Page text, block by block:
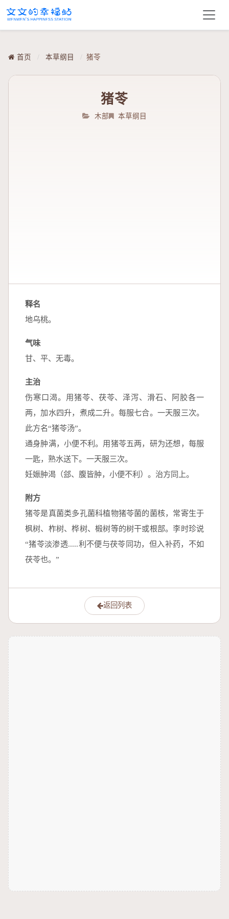
首页 / 本草纲目 / 猪苓
猪苓
木部 本草纲目
释名
地乌桃。
气味
甘、平、无毒。
主治
伤寒口渴。用猪苓、茯苓、泽泻、滑石、阿胶各一
两，加水四升，煮成二升。每服七合。一天服三次。
此方名“猪苓汤”。
通身肿满，小便不利。用猪苓五两，研为还想，每服
一匙，熟水送下。一天服三次。
妊娠肿渴（郐、腹皆肿，小便不利）。治方同上。
附方
猪苓是真菌类多孔菌科植物猪苓菌的菌核，常寄生于
枫树、柞树、桦树、椴树等的树干或根部。李时珍说
“猪苓淡渗透.....利不便与茯苓同功，但入补药，不如
茯苓也。”
返回列表